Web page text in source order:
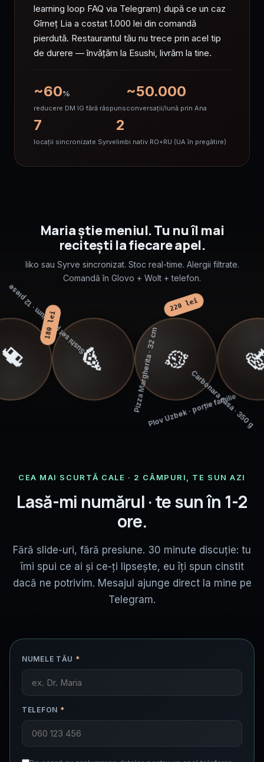
learning loop FAQ via Telegram) după ce un caz
Gîrneț Lia a costat 1.000 lei din comandă
pierdută. Restaurantul tău nu trece prin acel tip
de durere — învățăm la Esushi, livrăm la tine.
~60%
reducere DM IG fără răspuns
~50.000
conversații/lună prin Ana
7
locații sincronizate Syrve
2
limbi nativ RO+RU (UA în pregătire)
Maria știe meniul. Tu nu îl mai
recitești la fiecare apel.
Iiko sau Syrve sincronizat. Stoc real-time. Alergii filtrate.
Comandă în Glovo + Wolt + telefon.
Sushi set premium · 12 piese 🍕
Pizza Margherita · 32 cm
🥘
220 lei
Plov Uzbek · porție familie
Carbonara casa · 350 g
CEA MAI SCURTĂ CALE · 2 CÂMPURI, TE SUN AZI
Lasă-mi numărul · te sun în 1-2
ore.
Fără slide-uri, fără presiune. 30 minute discuție: tu
îmi spui ce ai și ce-ți lipsește, eu îți spun cinstit
dacă ne potrivim. Mesajul ajunge direct la mine pe
Telegram.
NUMELE TĂU *
TELEFON *